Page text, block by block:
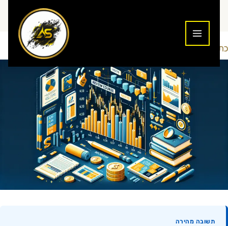
כתיבת תגובה Addiction To Success
תשובה מהירה